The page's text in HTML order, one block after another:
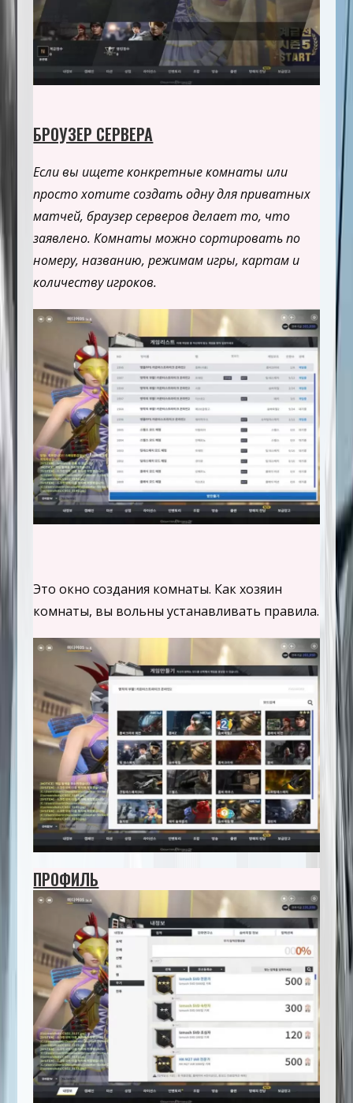
БРОУЗЕР СЕРВЕРА
Если вы ищете конкретные комнаты или
просто хотите создать одну для приватных
матчей, браузер серверов делает то, что
заявлено. Комнаты можно сортировать по
номеру, названию, режимам игры, картам и
количеству игроков.
Это окно создания комнаты. Как хозяин
комнаты, вы вольны устанавливать правила.
ПРОФИЛЬ